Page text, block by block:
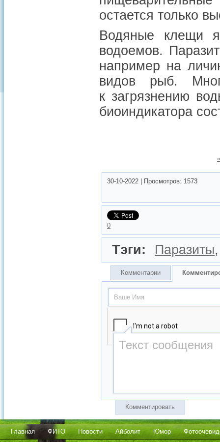
остается только
Водяные клещи
водоемов.
например на
видов рыб.
к загрязнению
биоиндикатора
30-10-2022 Просмотров: 1573
0
Тэги: Паразиты
Комментарии
Комментировать
Главная ФИТО Новости Айболит Юмор